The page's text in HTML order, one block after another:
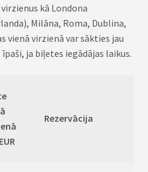
kā Londona
Milāna, Roma, Dublina,
vienā virzienā var sākties jau
ja biļetes iegādājas laikus.
Rezervācija